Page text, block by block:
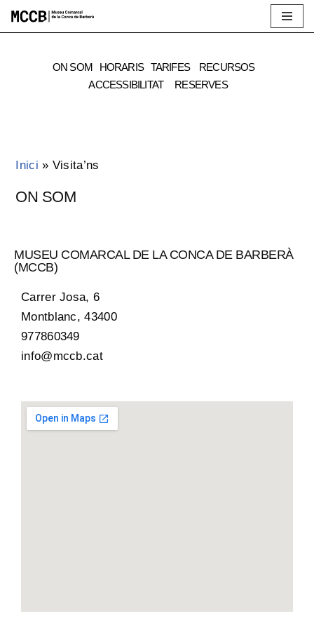
ON SOM HORARIS TARIFES
RECURSOS
ACCESSIBILITAT
RESERVES
Inici » Visita’ns
ON SOM
MUSEU COMARCAL DE LA CONCA DE BARBERÀ
(MCCB)
Carrer Josa, 6
Montblanc, 43400
977860349
info@mccb.cat